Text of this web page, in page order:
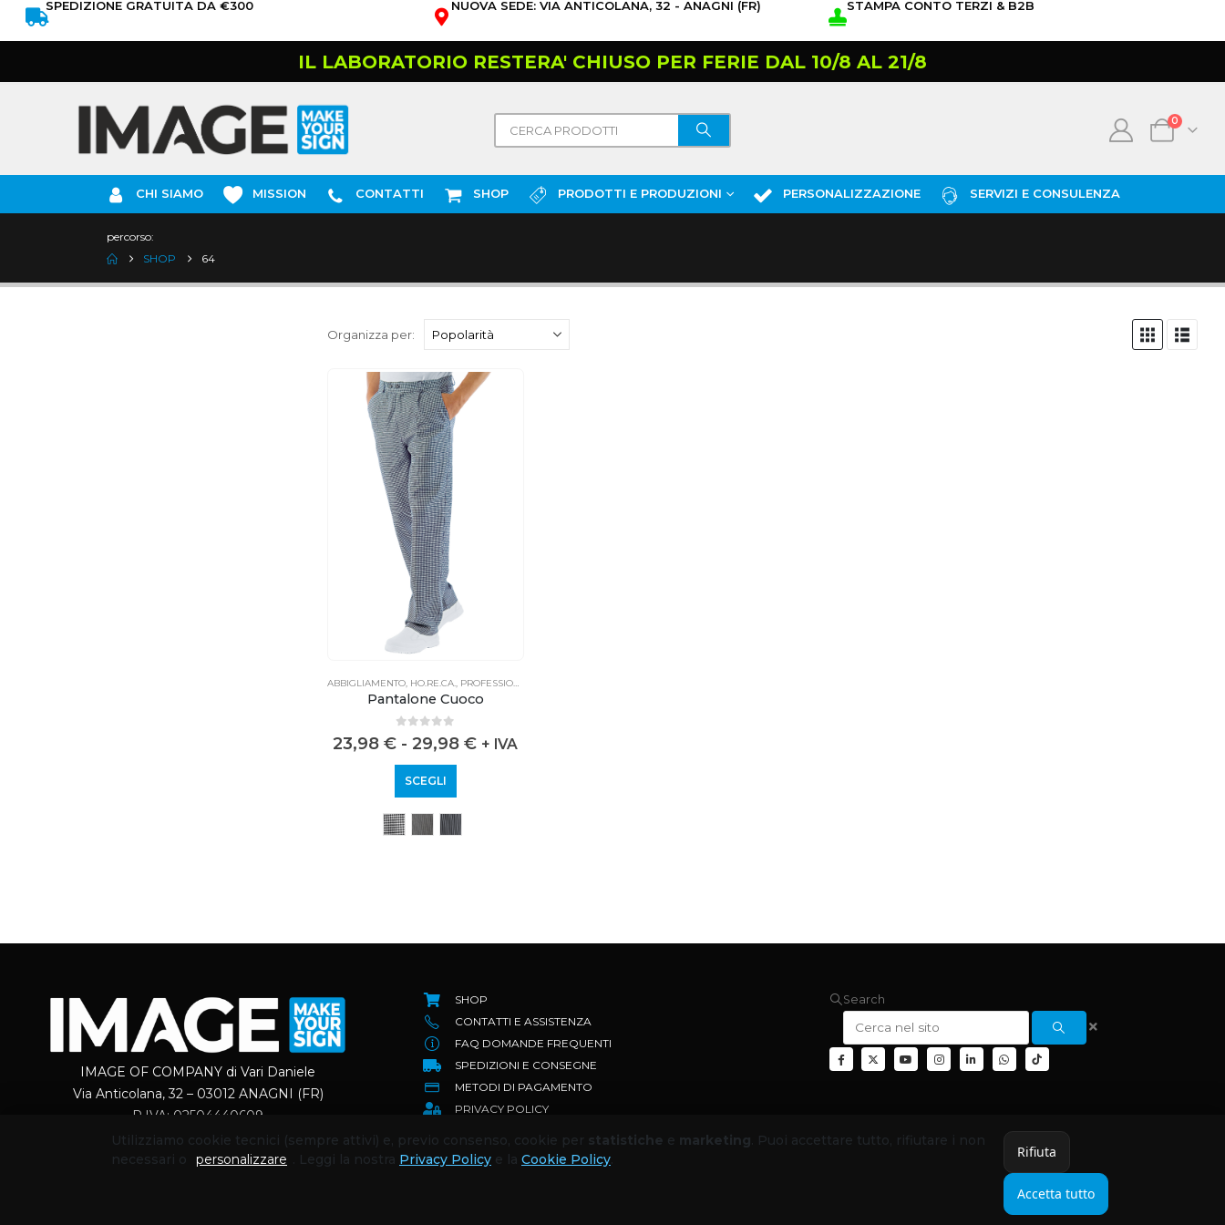
SPEDIZIONE GRATUITA DA €300 NUOVA SEDE: VIA ANTICOLANA, 32 - ANAGNI (FR) STAMPA CONTO TERZI & B2B
IL LABORATORIO RESTERA' CHIUSO PER FERIE DAL 10/8 AL 21/8
0
CHI SIAMO MISSION CONTATTI SHOP PRODOTTI E PRODUZIONI PERSONALIZZAZIONE SERVIZI E CONSULENZA
percorso:
SHOP
64
Organizza per:
ABBIGLIAMENTO, HO.RE.CA. PROFESSIONALE
Pantalone Cuoco
out of 5
23,98€ - 29,98€ + IVA
SCEGLI
IMAGE OF COMPANY di Vari Daniele
Via Anticolana, 32 – 03012 ANAGNI (FR)
P.IVA: 02504440609
SHOP
CONTATTI E ASSISTENZA
FAQ DOMANDE FREQUENTI
SPEDIZIONI E CONSEGNE
METODI DI PAGAMENTO
PRIVACY POLICY
RESI E RIMBORSI
Search
Utilizziamo cookie tecnici (sempre attivi) e, previo consenso, cookie per statistiche e marketing. Puoi accettare tutto, rifiutare i non
necessari o
personalizzare . Leggi la nostra Privacy Policy e la Cookie Policy. Rifiuta
Accetta tutto